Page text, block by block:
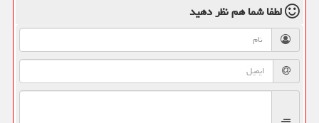
لطفا شما همنظر دهید